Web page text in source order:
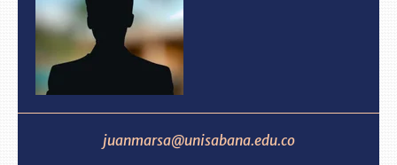
juanmarsa@unisabana.edu.co